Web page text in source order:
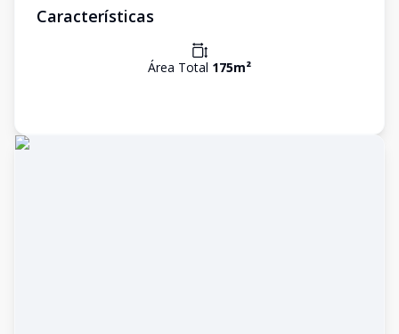
Características
Área Total 175m²